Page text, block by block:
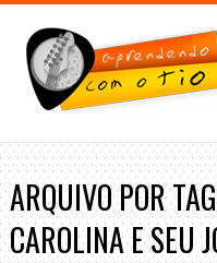
ARQUIVO POR
CAROLINA E SEU